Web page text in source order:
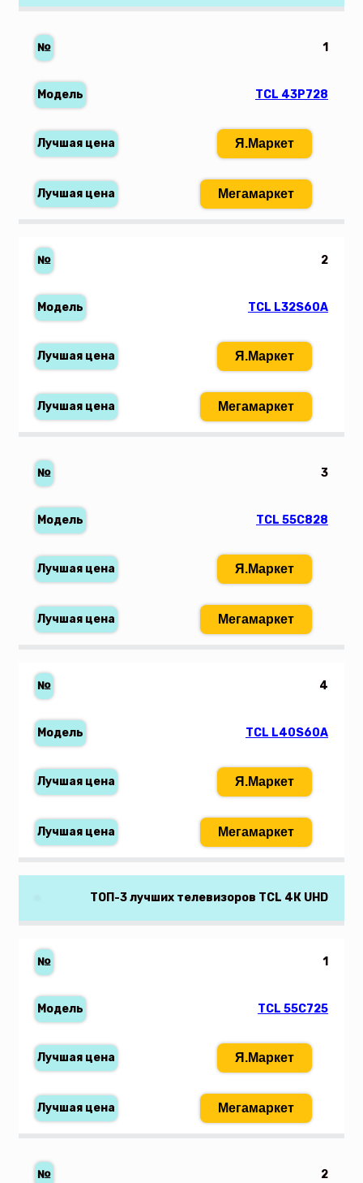
1
TCL 43P728
Я.Маркет
Мегамаркет
2
TCL L32S60A
Я.Маркет
Мегамаркет
3
TCL 55C828
Я.Маркет
Мегамаркет
4
TCL L40S60A
Я.Маркет
Мегамаркет
ТОП-3 лучших телевизоров TCL 4К UHD
1
TCL 55C725
Я.Маркет
Мегамаркет
2